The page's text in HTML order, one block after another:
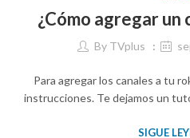
¿Cómo agregar un
By TVplus
Para agregar los canales a tu
instrucciones. Te dejamos un
SIGUE